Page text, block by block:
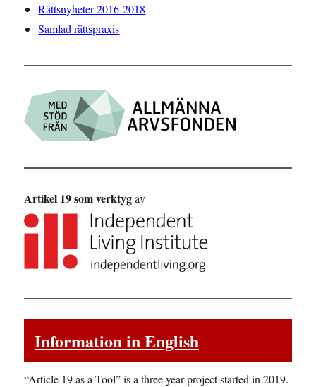
Rättsnyheter 2016-2018
Samlad rättspraxis
Artikel 19 som verktygav
Information in English
“Article 19 as a Tool” is a three year project started in 2019.